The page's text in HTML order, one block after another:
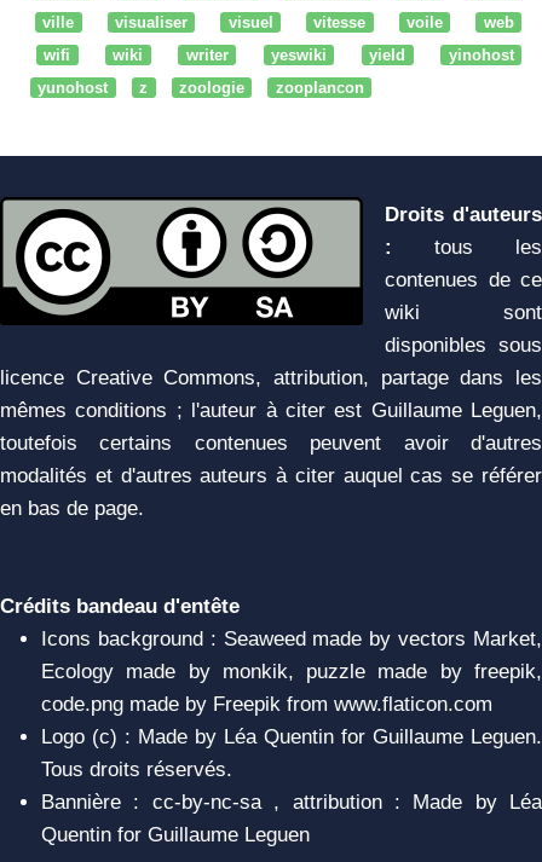
ville
visualiser visuel vitesse voile
web
wifi
wiki writer yeswiki yield
yinohost
yunohost
z zoologie zooplancon
Droits d'auteurs
:
tous les
contenues de ce
wiki sont
disponibles sous
licence Creative Commons, attribution, partage dans les
mêmes conditions ; l'auteur à citer est Guillaume Leguen,
toutefois certains contenues peuvent avoir d'autres
modalités et d'autres auteurs à citer auquel cas se référer
en bas de page.
Crédits bandeau d'entête
Icons background : Seaweed made by vectors Market,
Ecology made by monkik, puzzle made by freepik,
code.png made by Freepik from www.flaticon.com
Logo (c) : Made by Léa Quentin for Guillaume Leguen.
Tous droits réservés.
Bannière : cc-by-nc-sa , attribution : Made by Léa
Quentin for Guillaume Leguen